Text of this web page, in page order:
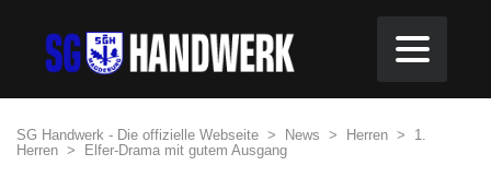
SG Handwerk - Die offizielle Webseite > News > Herren >
1.
Herren > Elfer-Drama mit gutem Ausgang